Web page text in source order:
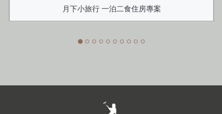
月下小旅行 一泊二食住房專案